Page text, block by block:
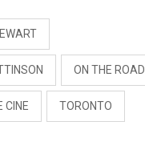
ON THE ROAD
CINE TORONTO